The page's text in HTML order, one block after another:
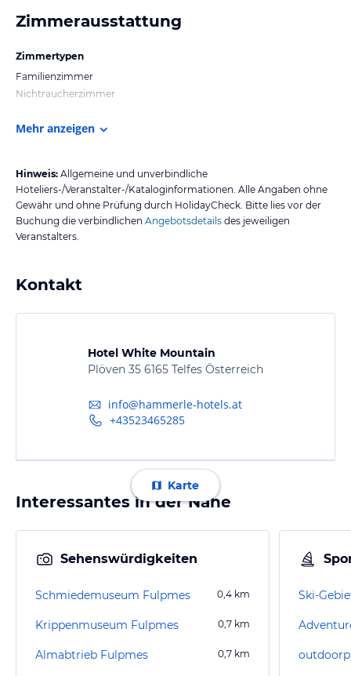
Zimmerausstattung
Zimmertypen
Familienzimmer
Nichtraucherzimmer
Mehr anzeigen
Hinweis: Allgemeine und unverbindliche
Hoteliers-/Veranstalter-/Kataloginformationen. Alle Angaben ohne
Gewähr und ohne Prüfung durch HolidayCheck. Bitte lies vor der
Buchung die verbindlichen Angebotsdetails des jeweiligen
Veranstalters.
Kontakt
Hotel White Mountain
Plöven 35 6165 Telfes Österreich
info@hammerle-hotels.at
+43523465285
Karte
Interessantes in der Nähe
Sehenswürdigkeiten
Schmiedemuseum Fulpmes 0,4 km
Krippenmuseum Fulpmes 0,7 km
Almabtrieb Fulpmes 0,7 km
Ski-